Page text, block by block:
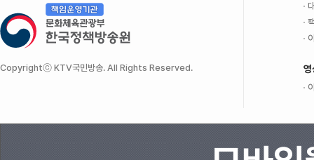
Copyrightⓒ KTV국민방송. All Rights Reserved. 영